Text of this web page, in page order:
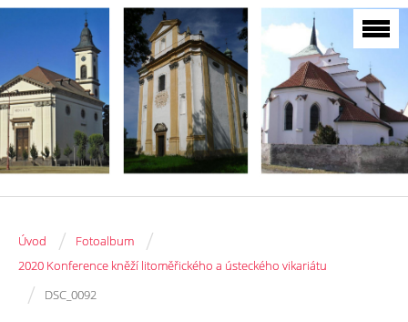
Úvod / Fotoalbum /
2020 Konference kněží litoměřického a ústeckého vikariátu
/ DSC_0092